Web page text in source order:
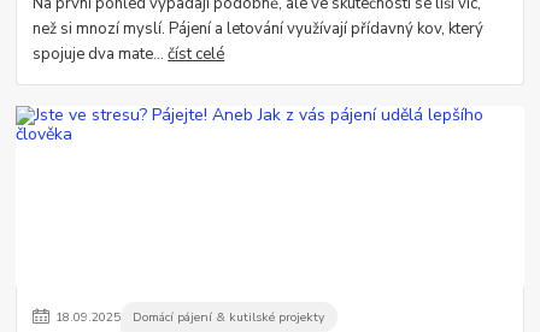
než si mnozí myslí. Pájení a letování využívají přídavný kov, který
spojuje dva mate...číst celé
18.09.2025 Domácí pájení & kutilské projekty